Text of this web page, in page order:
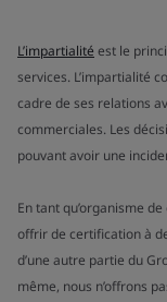
L’impartialité est le
services. L’impartialité
cadre de ses relations
commerciales. Les
pouvant avoir une
En tant qu’organisme
offrir de certification à
d’une autre partie du
même, nous n’offrons